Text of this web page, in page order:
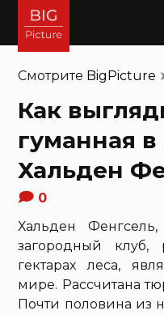
Смотрите BigPicture
Как
гуманная
Хальден
0
Хальден
загородный клуб,
гектарах леса,
мире. Рассчитана
Почти половина из